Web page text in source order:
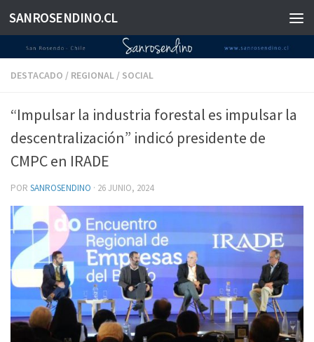
Saltar al contenido
SANROSENDINO.CL
DESTACADO / REGIONAL / SOCIAL
“Impulsar la industria forestal es impulsar la
descentralización” indicó presidente de
CMPC en IRADE
POR SANROSENDINO · 26 JUNIO, 2024